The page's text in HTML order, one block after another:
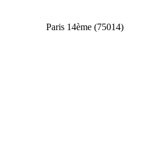
Paris 14ème (75014)